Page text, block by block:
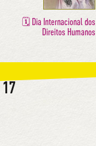
🗓 Dia Internacional dos
Direitos Humanos
17